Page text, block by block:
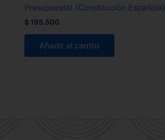
Presupuestal (Constitución Española)
$ 195.500
Añadir al carrito